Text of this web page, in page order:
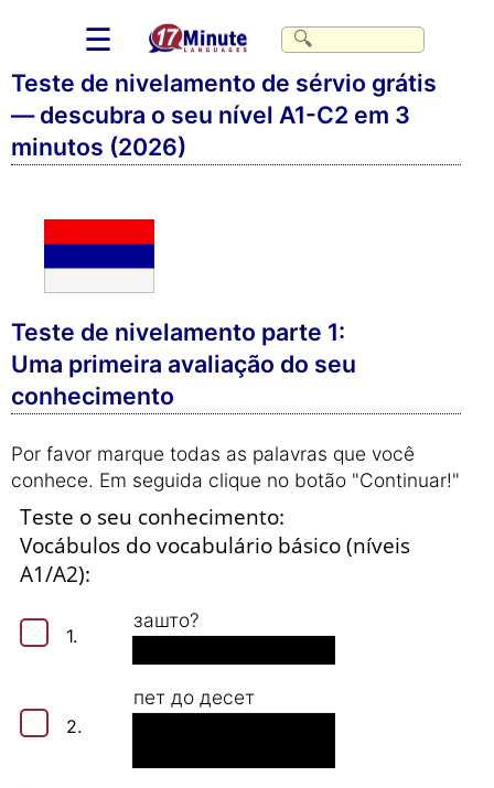
☰
Teste de nivelamento de sérvio grátis
— descubra o seu nível A1-C2 em 3
minutos (2026)
Teste de nivelamento parte 1:
Uma primeira avaliação do seu
conhecimento
Por favor marque todas as palavras que você
conhece. Em seguida clique no botão "Continuar!"
Teste o seu conhecimento:
Vocábulos do vocabulário básico (níveis
A1/A2):
1.
зашто?
2.
пет до десет